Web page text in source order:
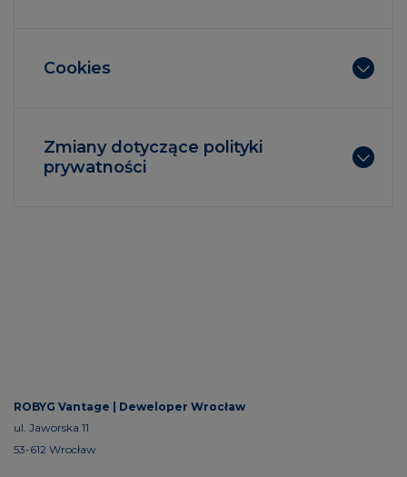
Cookies
Zmiany dotyczące polityki
prywatności
ROBYG Vantage | Deweloper Wrocław
ul. Jaworska 11
53-612 Wrocław